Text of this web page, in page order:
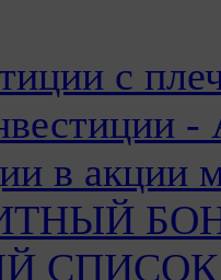
с
-
в акции
СПИСОК